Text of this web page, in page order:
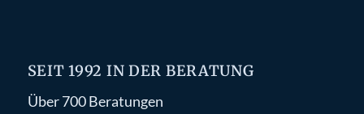
SEIT 1992 IN DER BERATUNG
Über 700 Beratungen